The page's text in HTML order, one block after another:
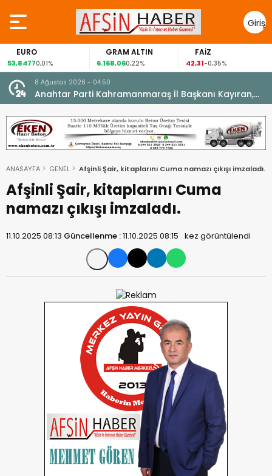
Giriş
Yap
GRAM ALTIN
6.168,06
FAİZ
42,31-0,35% 88,601,07%
8 Ağustos 2026 - 04:50
Anahtar Parti Kahramanmaraş İl Başkanı Kayıran,
Afşin Teşkilatı ile buluştu.
ANASAYFA GENEL Afşinli Şair, kitaplarını Cuma namazı çıkışı imzaladı.
Afşinli Şair, kitaplarını Cuma
namazı çıkışı imzaladı.
11.10.2025 08:13 Güncellenme :11.10.2025 08:15 kez görüntülendi